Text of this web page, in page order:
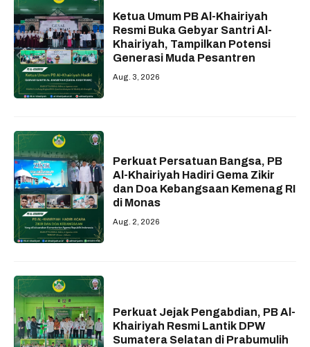
Ketua Umum PB Al-Khairiyah
Resmi Buka Gebyar Santri Al-
Khairiyah, Tampilkan Potensi
Generasi Muda Pesantren
Aug. 3, 2026
Perkuat Persatuan Bangsa, PB
Al-Khairiyah Hadiri Gema Zikir
dan Doa Kebangsaan Kemenag RI
di Monas
Aug. 2, 2026
Perkuat Jejak Pengabdian, PB Al-
Khairiyah Resmi Lantik DPW
Sumatera Selatan di Prabumulih